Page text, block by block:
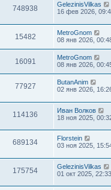
748938
GelezinisVilkas
16 фев 2026,
15482
MetroGnom
08 янв 2026,
16091
MetroGnom
08 янв 2026,
77927
ButanAnim
02 янв 2026,
114136
Иван Волков
18 ноя 2025,
689134
Florstein
03 ноя 2025,
175754
GelezinisVilkas
01 окт 2025, 22:33